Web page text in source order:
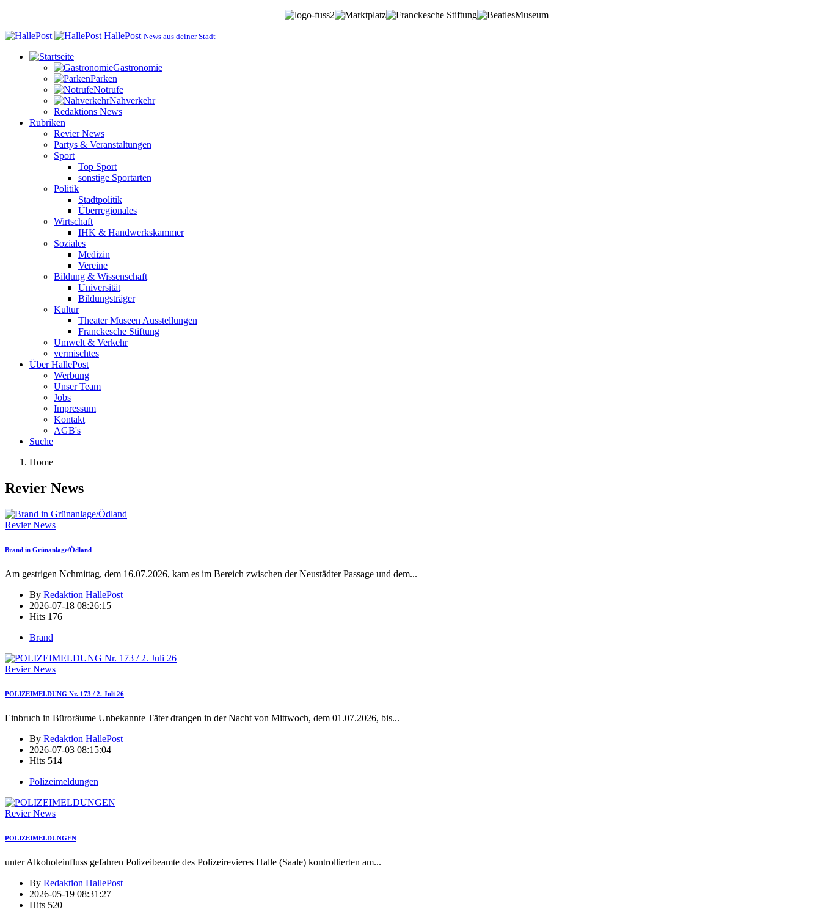
HallePost News aus deiner Stadt
Gastronomie
Parken
Notrufe
Nahverkehr
Redaktions News
Rubriken
Revier News
Partys & Veranstaltungen
Sport
Top Sport
sonstige Sportarten
Politik
Stadtpolitik
Überregionales
Wirtschaft
IHK & Handwerkskammer
Soziales
Medizin
Vereine
Bildung & Wissenschaft
Universität
Bildungsträger
Kultur
Theater Museen Ausstellungen
Franckesche Stiftung
Umwelt & Verkehr
vermischtes
Über HallePost
Werbung
Unser Team
Jobs
Impressum
Kontakt
AGB's
Suche
Home
Revier News
Revier News
Brand in Grünanlage/Ödland
Am gestrigen Nchmittag, dem 16.07.2026, kam es im Bereich zwischen der Neustädter Passage und dem...
By Redaktion HallePost
2026-07-18 08:26:15
Hits 176
Brand
Revier News
POLIZEIMELDUNG Nr. 173 / 2. Juli 26
Einbruch in Büroräume Unbekannte Täter drangen in der Nacht von Mittwoch, dem 01.07.2026, bis...
By Redaktion HallePost
2026-07-03 08:15:04
Hits 514
Polizeimeldungen
Revier News
POLIZEIMELDUNGEN
unter Alkoholeinfluss gefahren Polizeibeamte des Polizeirevieres Halle (Saale) kontrollierten am...
By Redaktion HallePost
2026-05-19 08:31:27
Hits 520